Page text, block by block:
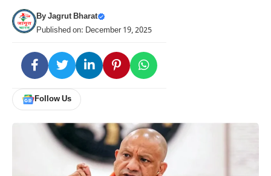
ByJagrut Bharat
Published on: December 19, 2025
Follow Us